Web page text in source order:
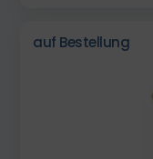
auf Bestellung